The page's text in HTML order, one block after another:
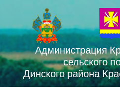
Администрация
сельского
Динского района